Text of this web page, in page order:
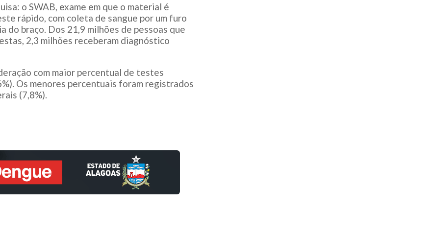
o SWAB, exame em que o material é
rápido, com coleta de sangue por um furo
do braço. Dos 21,9 milhões de pessoas que
2,3 milhões receberam diagnóstico
com maior percentual de testes
Os menores percentuais foram registrados
(7,8%).